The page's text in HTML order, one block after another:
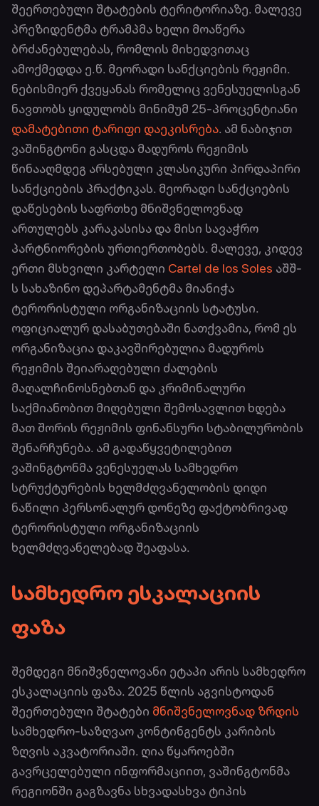
შეერთებული შტატების ტერიტორიაზე. მალევე
პრეზიდენტმა ტრამპმა ხელი მოაწერა
ბრძანებულებას, რომლის მიხედვითაც
ამოქმედდა ე.წ. მეორადი სანქციების რეჟიმი.
ნებისმიერ ქვეყანას რომელიც ვენესუელისგან
ნავთობს ყიდულობს მინიმუმ 25-პროცენტიანი
დამატებითი ტარიფი დაეკისრება. ამ ნაბიჯით
ვაშინგტონი გასცდა მადუროს რეჟიმის
წინააღმდეგ არსებული კლასიკური პირდაპირი
სანქციების პრაქტიკას. მეორადი სანქციების
დაწესების საფრთხე მნიშვნელოვნად
ართულებს კარაკასისა და მისი სავაჭრო
პარტნიორების ურთიერთობებს. მალევე, კიდევ
ერთი მსხვილი კარტელი Cartel de los Soles აშშ-
ს სახაზინო დეპარტამენტმა მიანიჭა
ტერორისტული ორგანიზაციის სტატუსი.
ოფიციალურ დასაბუთებაში ნათქვამია, რომ ეს
ორგანიზაცია დაკავშირებულია მადუროს
რეჟიმის შეიარაღებული ძალების
მაღალჩინოსნებთან და კრიმინალური
საქმიანობით მიღებული შემოსავლით ხდება
მათ შორის რეჟიმის ფინანსური სტაბილურობის
შენარჩუნება. ამ გადაწყვეტილებით
ვაშინგტონმა ვენესუელას სამხედრო
სტრუქტურების ხელმძღვანელობის დიდი
ნაწილი პერსონალურ დონეზე ფაქტობრივად
ტერორისტული ორგანიზაციის
ხელმძღვანელებად შეაფასა.
სამხედრო ესკალაციის
ფაზა
შემდეგი მნიშვნელოვანი ეტაპი არის სამხედრო
ესკალაციის ფაზა. 2025 წლის აგვისტოდან
შეერთებული შტატები მნიშვნელოვნად ზრდის
სამხედრო-საზღვაო კონტინგენტს კარიბის
ზღვის აკვატორიაში. ღია წყაროებში
გავრცელებული ინფორმაციით, ვაშინგტონმა
რეგიონში გაგზავნა სხვადასხვა ტიპის